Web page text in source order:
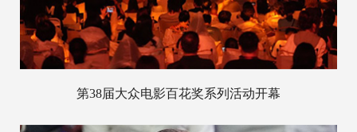
第38届大众电影百花奖系列活动开幕